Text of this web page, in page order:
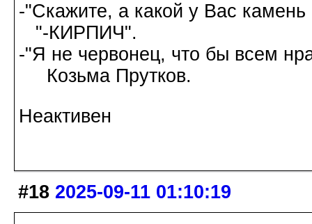
-"Скажите, а какой у Вас камень
"-КИРПИЧ".
-"Я не червонец, что бы всем
Козьма Прутков.
Неактивен
#18 2025-09-11 01:10:19